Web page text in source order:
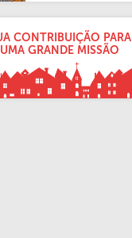
CONTRIBUIÇÃO PARA
UMA GRANDE MISSÃO